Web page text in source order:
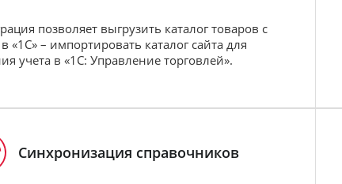
позволяет выгрузить каталог товаров с
«1С» – импортировать каталог сайта для
учета в «1С: Управление торговлей».
Синхронизация справочников